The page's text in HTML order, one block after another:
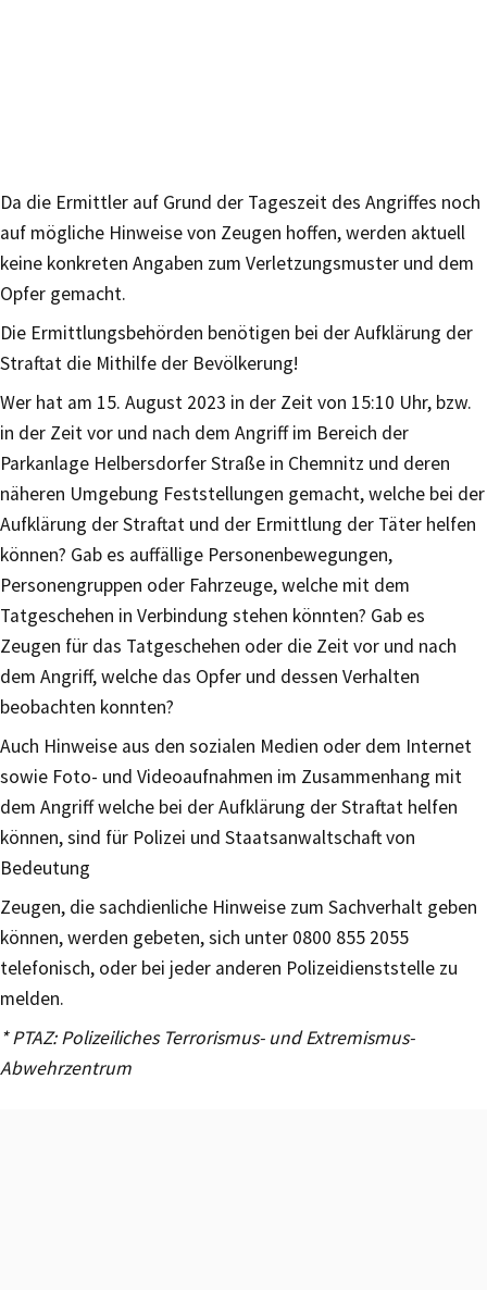
Da die Ermittler auf Grund der Tageszeit des Angriffes noch
auf mögliche Hinweise von Zeugen hoffen, werden aktuell
keine konkreten Angaben zum Verletzungsmuster und dem
Opfer gemacht.
Die Ermittlungsbehörden benötigen bei der Aufklärung der
Straftat die Mithilfe der Bevölkerung!
Wer hat am 15. August 2023 in der Zeit von 15:10 Uhr, bzw.
in der Zeit vor und nach dem Angriff im Bereich der
Parkanlage Helbersdorfer Straße in Chemnitz und deren
näheren Umgebung Feststellungen gemacht, welche bei der
Aufklärung der Straftat und der Ermittlung der Täter helfen
können? Gab es auffällige Personenbewegungen,
Personengruppen oder Fahrzeuge, welche mit dem
Tatgeschehen in Verbindung stehen könnten? Gab es
Zeugen für das Tatgeschehen oder die Zeit vor und nach
dem Angriff, welche das Opfer und dessen Verhalten
beobachten konnten?
Auch Hinweise aus den sozialen Medien oder dem Internet
sowie Foto- und Videoaufnahmen im Zusammenhang mit
dem Angriff welche bei der Aufklärung der Straftat helfen
können, sind für Polizei und Staatsanwaltschaft von
Bedeutung
Zeugen, die sachdienliche Hinweise zum Sachverhalt geben
können, werden gebeten, sich unter 0800 855 2055
telefonisch, oder bei jeder anderen Polizeidienststelle zu
melden.
* PTAZ: Polizeiliches Terrorismus- und Extremismus-
Abwehrzentrum